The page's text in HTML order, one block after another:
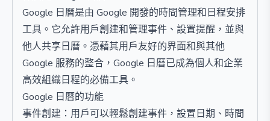
Google 日曆是由 Google 開發的時間管理和日程安排
工具。它允許用戶創建和管理事件、設置提醒，並與
他人共享日曆。憑藉其用戶友好的界面和與其他
Google 服務的整合，Google 日曆已成為個人和企業
高效組織日程的必備工具。
Google 日曆的功能
事件創建：用戶可以輕鬆創建事件，設置日期、時間